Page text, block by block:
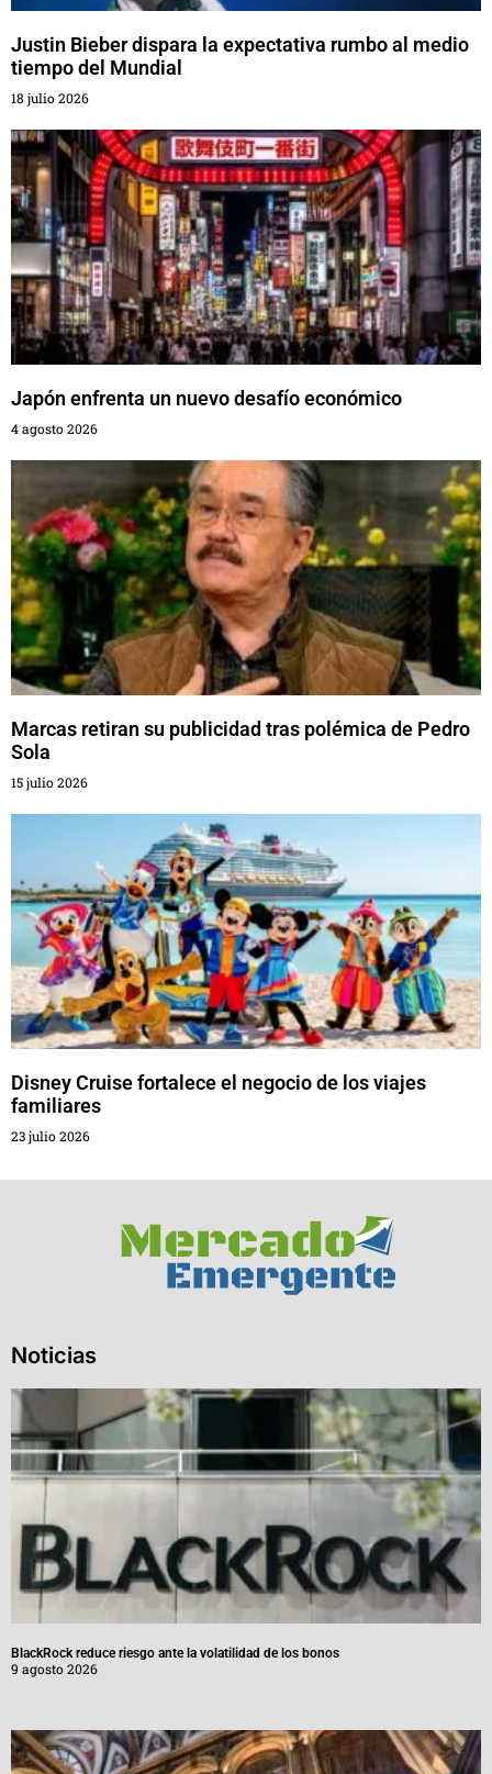
Justin Bieber dispara la expectativa rumbo al medio
tiempo del Mundial
18 julio 2026
Japón enfrenta un nuevo desafío económico
4 agosto 2026
Marcas retiran su publicidad tras polémica de Pedro
Sola
15 julio 2026
Disney Cruise fortalece el negocio de los viajes
familiares
23 julio 2026
Noticias
BlackRock reduce riesgo ante la volatilidad de los bonos
9 agosto 2026